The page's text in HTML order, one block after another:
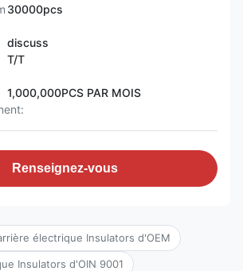
30000pcs
discuss
T/T
1,000,000PCS PAR MOIS
Renseignez-vous
électrique Insulators d'OEM
Insulators d'OIN 9001